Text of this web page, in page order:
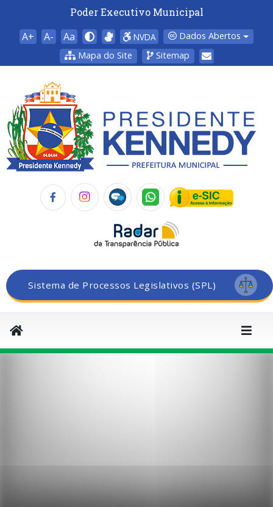
Poder Executivo Municipal
A+ A- Aa NVDA
Dados Abertos
Mapa do Site
Sitemap
Sistema de Processos Legislativos (SPL)